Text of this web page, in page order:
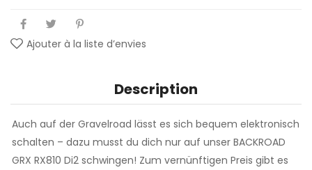
Ajouter à la liste d’envies
Description
Auch auf der Gravelroad lässt es sich bequem elektronisch
schalten – dazu musst du dich nur auf unser BACKROAD
GRX RX810 Di2 schwingen! Zum vernünftigen Preis gibt es